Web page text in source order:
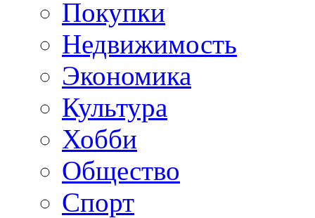
Покупки
Недвижимость
Экономика
Культура
Хобби
Общество
Спорт